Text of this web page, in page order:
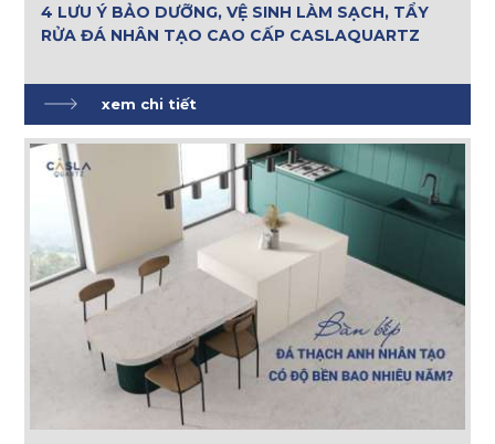
4 LƯU Ý BẢO DƯỠNG, VỆ SINH LÀM SẠCH, TẨY
RỬA ĐÁ NHÂN TẠO CAO CẤP CASLAQUARTZ
xem chi tiết